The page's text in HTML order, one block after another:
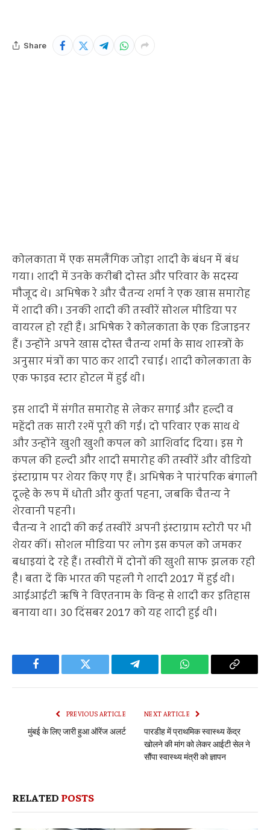
Share
कोलकाता में एक समलैंगिक जोड़ा शादी के बंधन में बंध
गया। शादी में उनके करीबी दोस्त और परिवार के सदस्य
मौजूद थे। अभिषेक रे और चैतन्य शर्मा ने एक खास समारोह
में शादी की। उनकी शादी की तस्वीरें सोशल मीडिया पर
वायरल हो रही हैं। अभिषेक रे कोलकाता के एक डिजाइनर
हैं। उन्होंने अपने खास दोस्त चैतन्य शर्मा के साथ शास्त्रों के
अनुसार मंत्रों का पाठ कर शादी रचाई। शादी कोलकाता के
एक फाइव स्टार होटल में हुई थी।
इस शादी में संगीत समारोह से लेकर सगाई और हल्दी व
महेंदी तक सारी रश्में पूरी की गईं। दो परिवार एक साथ थे
और उन्होंने खुशी खुशी कपल को आशिर्वाद दिया। इस गे
कपल की हल्दी और शादी समारोह की तस्वीरें और वीडियो
इंस्टाग्राम पर शेयर किए गए हैं। अभिषेक ने पारंपरिक बंगाली
दूल्हे के रूप में धोती और कुर्ता पहना, जबकि चैतन्य ने
शेरवानी पहनी।
चैतन्य ने शादी की कई तस्वीरें अपनी इंस्टाग्राम स्टोरी पर भी
शेयर कीं। सोशल मीडिया पर लोग इस कपल को जमकर
बधाइयां दे रहे हैं। तस्वीरों में दोनों की खुशी साफ झलक रही
है। बता दें कि भारत की पहली गे शादी 2017 में हुई थी।
आईआईटी ऋषि ने विएतनाम के विन्ह से शादी कर इतिहास
बनाया था। 30 दिंसबर 2017 को यह शादी हुई थी।
Facebook Twitter Telegram WhatsApp Copy
PREVIOUS ARTICLE
मुंबई के लिए जारी हुआ ऑरेंज अलर्ट
NEXT ARTICLE
पारडीह में प्राथमिक स्वास्थ्य केंद्र
खोलने की मांग को लेकर आईटी सेल ने
सौंपा स्वास्थ्य मंत्री को ज्ञापन
RELATED POSTS